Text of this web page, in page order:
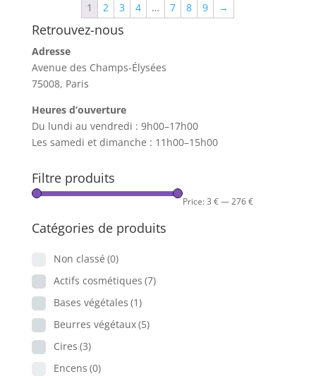
1 2 3 4 … 7 8 9 →
Retrouvez-nous
Adresse
Avenue des Champs-Élysées
75008, Paris
Heures d’ouverture
Du lundi au vendredi : 9h00–17h00
Les samedi et dimanche : 11h00–15h00
Filtre produits
Price:3 €—276 €
Catégories de produits
Non classé (0)
Actifs cosmétiques (7)
Bases végétales (1)
Beurres végétaux(5)
Cires (3)
Encens (0)